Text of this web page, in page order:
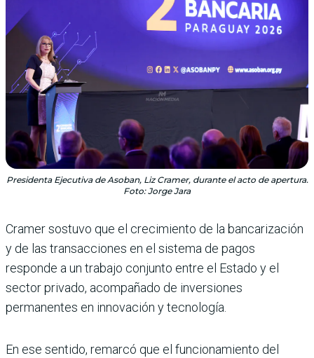
Presidenta Ejecutiva de Asoban, Liz Cramer, durante el acto de apertura.
Foto: Jorge Jara
Cramer sostuvo que el crecimiento de la bancarización
y de las transacciones en el sistema de pagos
responde a un trabajo conjunto entre el Estado y el
sector privado, acompañado de inversiones
permanentes en innovación y tecnología.
En ese sentido, remarcó que el funcionamiento del